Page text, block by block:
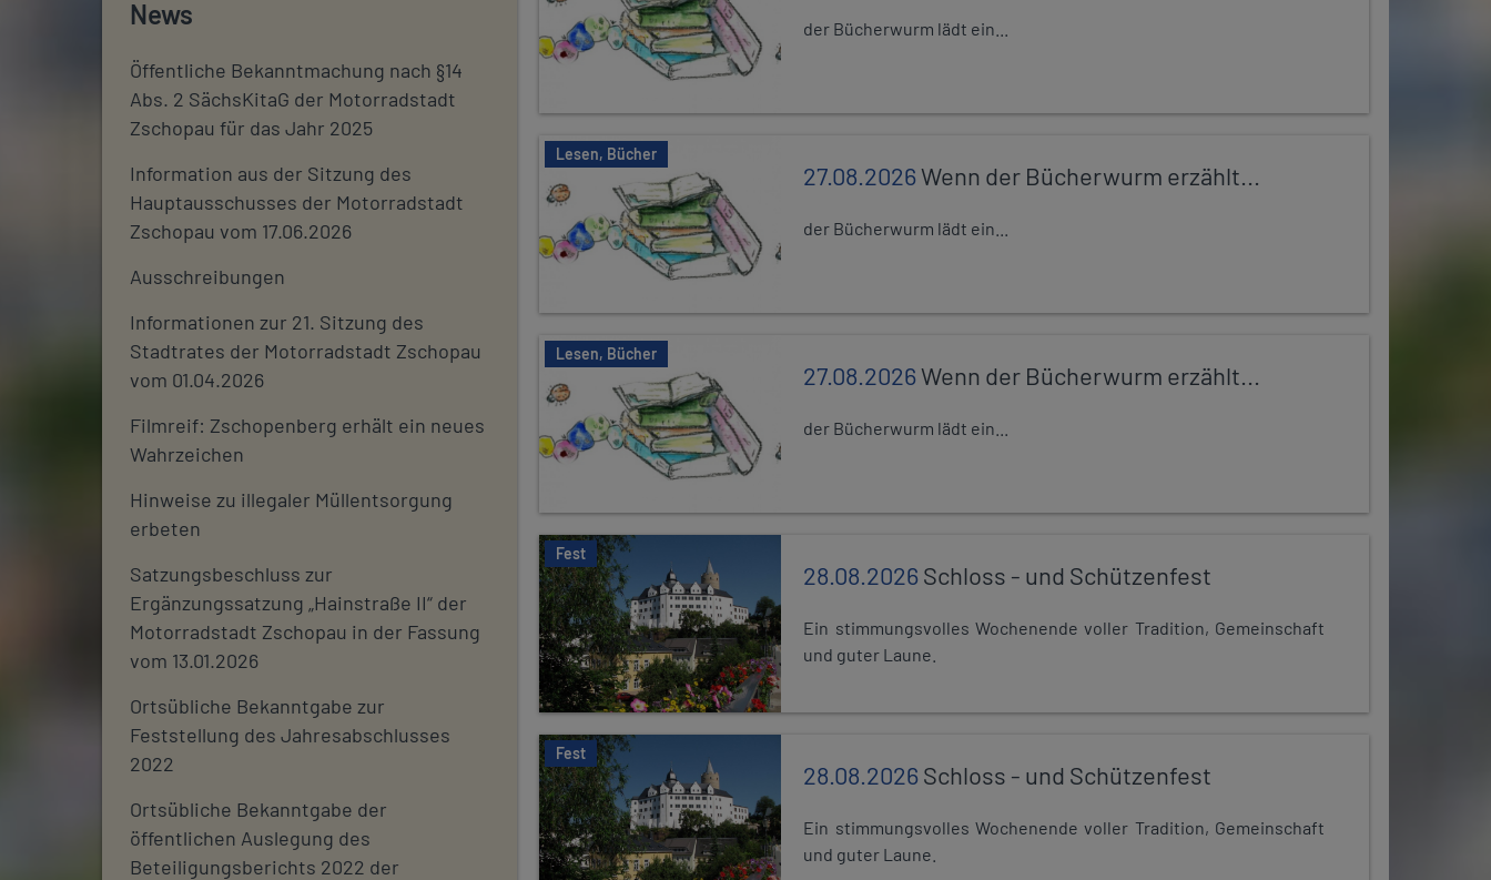
News
Öffentliche Bekanntmachung nach §14
Abs. 2 SächsKitaG der Motorradstadt
Zschopau für das Jahr 2025
Information aus der Sitzung des
Hauptausschusses der Motorradstadt
Zschopau vom 17.06.2026
Ausschreibungen
Informationen zur 21. Sitzung des
Stadtrates der Motorradstadt Zschopau
vom 01.04.2026
Filmreif: Zschopenberg erhält ein neues
Wahrzeichen
Hinweise zu illegaler Müllentsorgung
erbeten
Satzungsbeschluss zur
Ergänzungssatzung „Hainstraße II“ der
Motorradstadt Zschopau in der Fassung
vom 13.01.2026
Ortsübliche Bekanntgabe zur
Feststellung des Jahresabschlusses
2022
Ortsübliche Bekanntgabe der
öffentlichen Auslegung des
Beteiligungsberichts 2022 der
der Bücherwurm lädt ein...
Lesen, Bücher
27.08.2026Wenn der Bücherwurm erzählt...
der Bücherwurm lädt ein...
Lesen, Bücher
27.08.2026Wenn der Bücherwurm erzählt...
der Bücherwurm lädt ein...
Fest
28.08.2026Schloss - und Schützenfest
Ein stimmungsvolles Wochenende voller Tradition, Gemeinschaft
und guter Laune.
Fest
28.08.2026Schloss - und Schützenfest
Ein stimmungsvolles Wochenende voller Tradition, Gemeinschaft
und guter Laune.